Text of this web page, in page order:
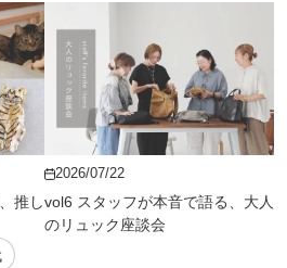
推し
2026/07/22
vol6 スタッフが本音で語る、大人
のリュック座談会